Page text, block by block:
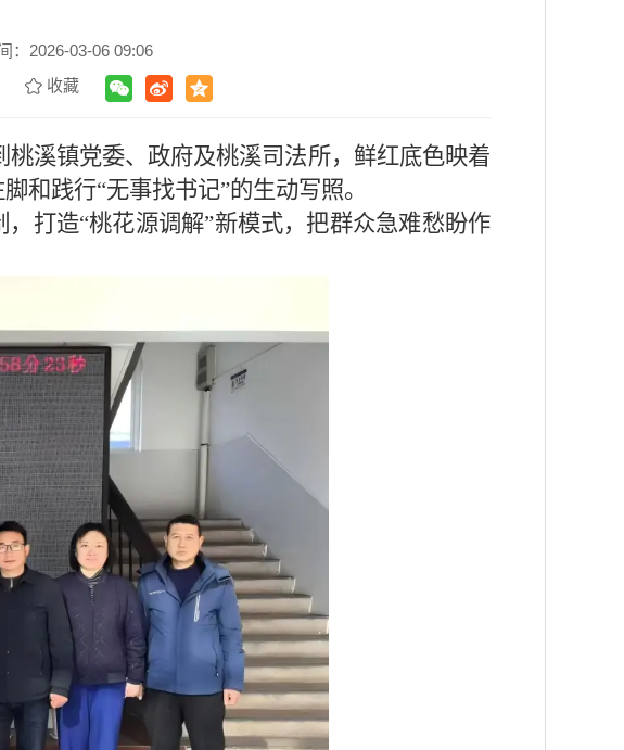
：2026-03-06 09:06
收藏
溪镇党委、政府及桃溪司法所，鲜红底色映着
和践行“无事找书记”的生动写照。
打造“桃花源调解”新模式，把群众急难愁盼作